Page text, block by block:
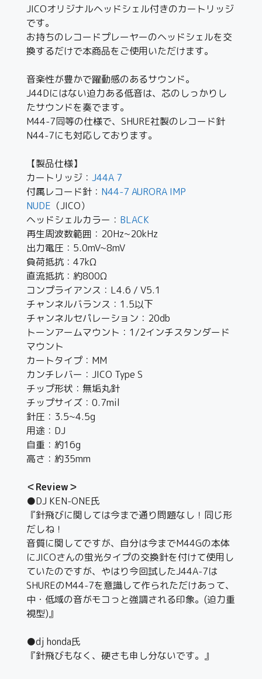
JICOオリジナルヘッドシェル付きのカートリッジ
です。
お持ちのレコードプレーヤーのヘッドシェルを交
換するだけで本商品をご使用いただけます。
音楽性が豊かで躍動感のあるサウンド。
J44Dにはない迫力ある低音は、芯のしっかりし
たサウンドを奏でます。
M44-7同等の仕様で、SHURE社製のレコード針
N44-7にも対応しております。
【製品仕様】
カートリッジ： J44A 7
付属レコード針： N44-7 AURORA IMP
NUDE （JICO）
ヘッドシェルカラー： BLACK
再生周波数範囲：20Hz~20kHz
出力電圧：5.0mV~8mV
負荷抵抗：47kΩ
直流抵抗：約800Ω
コンプライアンス：L4.6 / V5.1
チャンネルバランス：1.5以下
チャンネルセパレーション：20db
トーンアームマウント：1/2インチスタンダード
マウント
カートタイプ：MM
カンチレバー：JICO Type S
チップ形状：無垢丸針
チップサイズ：0.7mil
針圧：3.5~4.5g
用途：DJ
自重：約16g
高さ：約35mm
＜Review＞
●DJ KEN-ONE氏
『針飛びに関しては今まで通り問題なし！同じ形
だしね！
音質に関してですが、自分は今までM44Gの本体
にJICOさんの蛍光タイプの交換針を付けて使用し
ていたのですが、やはり今回試したJ44A-7は
SHUREのM44-7を意識して作られただけあって、
中・低域の音がモコっと強調される印象。(迫力重
視型)』
●dj honda氏
『針飛びもなく、硬さも申し分ないです。』